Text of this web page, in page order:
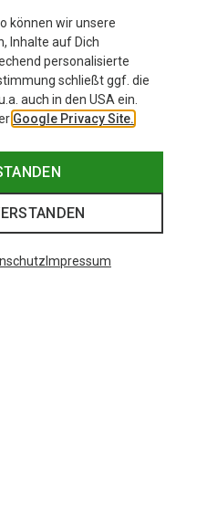
können wir unsere
Inhalte auf Dich
personalisierte
schließt ggf. die
auch in den USA ein.
Google Privacy Site.
Impressum